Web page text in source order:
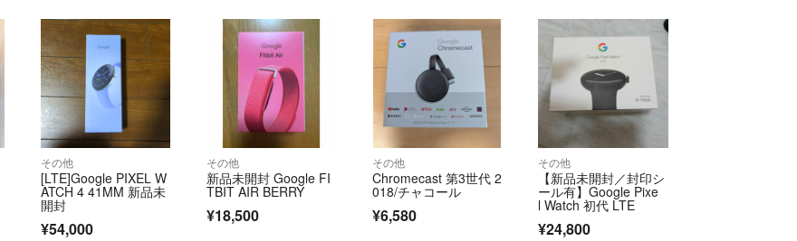
その他
[LTE]Google PIXEL W
ATCH 4 41MM 新品未
開封
¥54,000
その他
新品未開封 Google FI
TBIT AIR BERRY
¥18,500
その他
Chromecast 第3世代 2
018/チャコール
¥6,580
その他
【新品未開封／封印シ
ール有】Google Pixe
l Watch 初代 LTE
¥24,800